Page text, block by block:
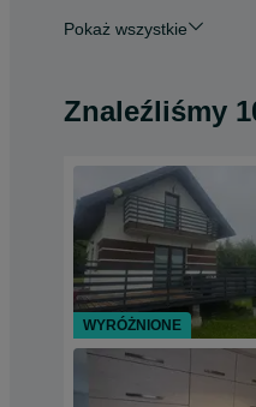
Pokaż wszystkie
Znaleźliśmy
WYRÓŻNIONE